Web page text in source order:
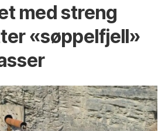
med streng
«søppelfjell»